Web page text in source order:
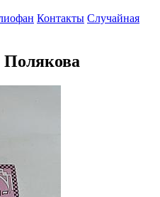
Контакты Случайная